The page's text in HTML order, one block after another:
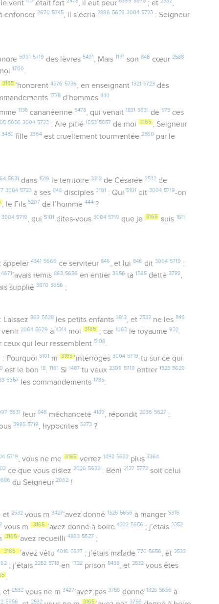
vent était fort , il eut peur ; et
,
enfoncer2670 5745, il s’écria2896 5656 3004 5723 : Seigneur
5091 5719 des lèvres 5491 , Mais 1161 son 846 cœur 2588
1700.
3165 ’honorent 4576 5736, en enseignant 1321 5723des
1778 d’hommes444
1135cananéenne 5478, qui venait 1831 5631 de 575ces
5656 3004 5723 : Aie pitié1653 5657 de moi 3165 , Seigneur
3450 fille2364 est cruellement tourmentée2560 par le
5631 dans 1519 le territoire 3313de Césarée 2542de
3004 5723 à ses846 disciples3101 : Qui 5101 dit3004 5719-on
, le Fils 5207 de l’homme444 ?
3004 5719, qui 5101 dites-vous 3004 5719 que je 3165 suis 1511
4341 5666 ce serviteur 846, et lui 846 dit 3004 5719 :
4671’avais remis863 5656 en entier3956 ta1565 dette3782,
supplié3870 5656 ;
: Laissez 863 5628les petits enfants 3813, et 2532ne les 846
venir2064 5629 à4314 moi 3165 ; car1063 le royaume932
ceux qui leur ressemblent 5108
: Pourquoi 5101 m 3165 ’interroges 3004 5719-tu sur ce qui
est le bon18.1161 Si1487 tu veux2309 5719 entrer1525 5629
5657 les commandements 1785
5631 leur 846 méchanceté 4189 , répondit 2036 5627 :
3985 5719, hypocrites 5273 ?
5719 , vous ne me 3165 verrez 1492 5632plus 3364
ce que vous disiez2036 5632 : Béni2127 5772 soit celui
du Seigneur2962 !
et 2532vous m 3427’avez donné 1325 5656 à manger 5315
vous m 3165 ’avez donné à boire4222 5656 ; j’étais2252
3165 ’avez recueilli4863 5627 ;
3165 ’avez vêtu 4016 5627 ; j’étais malade 770 5656, et 2532
; j’étais2252 5713 en 1722 prison 5438 , et2532 vous êtes
.
, et 2532vous ne m 3427’avez pas 3756 donné 1325 5656 à
5656 2532 3165 3756